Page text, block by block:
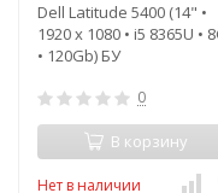
Dell Latitude 5400 (14" •
1920 x 1080 • i5 8365U •
• 120Gb) БУ
0
В корзину
Нет в наличии